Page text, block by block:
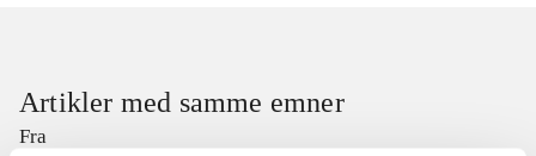
Artikler med samme emner
Fra